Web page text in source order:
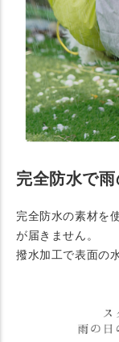
完全防水で
完全防水の素材を
が届きません。
撥水加工で表面の